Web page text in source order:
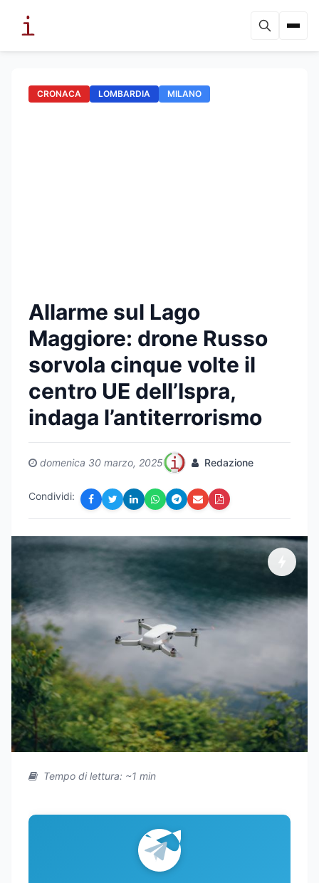
CRONACA LOMBARDIA MILANO
Allarme sul Lago
Maggiore: drone Russo
sorvola cinque volte il
centro UE dell’Ispra,
indaga l’antiterrorismo
domenica 30 marzo, 2025 Redazione
Condividi:
Tempo di lettura: ~1 min